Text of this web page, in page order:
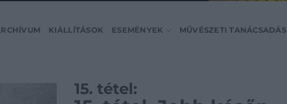
KIÁLLÍTÁSOK ESEMÉNYEK MŰVÉSZETI TANÁCSADÁS
15. tétel: